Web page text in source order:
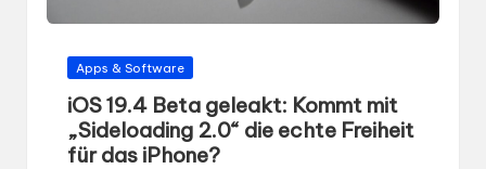
Gepostet
Apps & Software
iOS 19.4 Beta geleakt: Kommt mit
„Sideloading 2.0“ die echte Freiheit
für das iPhone?